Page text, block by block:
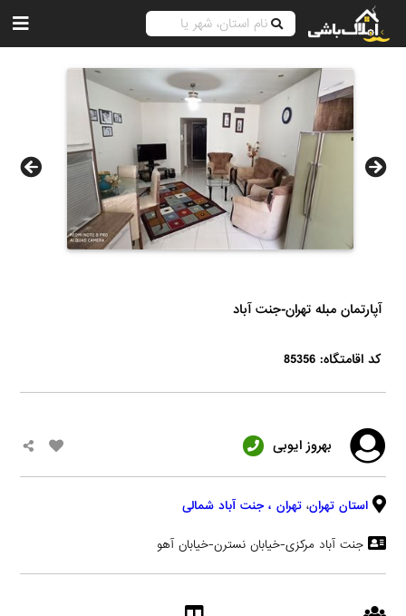
آپارتمان مبله تهران-جنت آباد
کد اقامتگاه: 85356
بهروز ایوبی
استان تهران، تهران ، جنت آباد شمالی
جنت آباد مرکزی-خیابان نسترن-خیابان آهو